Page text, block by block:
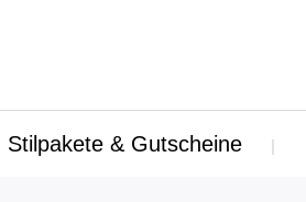
Stilpakete & Gutscheine